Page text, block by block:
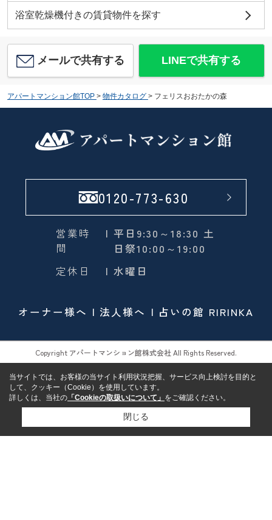
浴室乾燥機付きの賃貸物件を探す
メールで共有する LINEで共有する
アパートマンション館TOP > 物件カタログ > フェリスおおたかの森
0120-773-630
営業時
間
| 平日9:30～18:30 土
日祭10:00～19:00
定休日
| 水曜日
オーナー様へ 法人様へ 占いの館 RIRINKA
Copyright アパートマンション館株式会社 All Rights Reserved.
当サイトでは、お客様の当サイト利用状況把握、サービス向上検討を目的と
して、クッキー（Cookie）を使用しています。
詳しくは、当社の 「Cookieの取扱いについて」 をご確認ください。
閉じる